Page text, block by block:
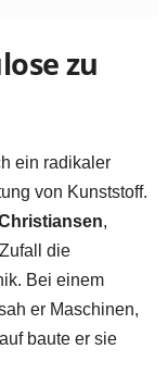
zu
ein radikaler
von Kunststoff.
,
die
Bei einem
er Maschinen,
baute er sie